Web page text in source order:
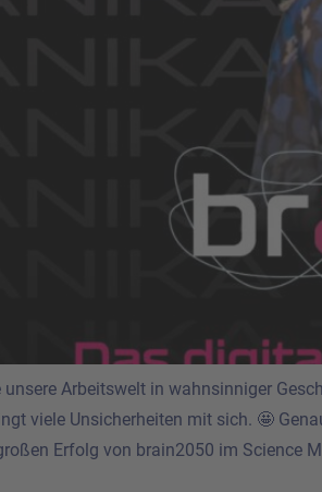
unsere Arbeitswelt in wahnsinniger
viele Unsicherheiten mit sich. 🤩
Erfolg von brain2050 im Science